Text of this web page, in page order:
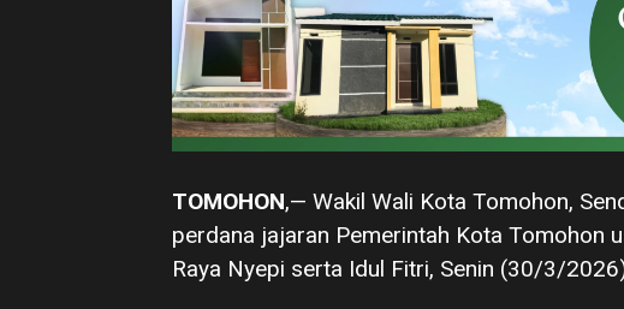
TOMOHON,— Wakil Wali Kota Tomohon,
perdana jajaran Pemerintah Kota Tomohon
Raya Nyepi serta Idul Fitri, Senin (30/3/